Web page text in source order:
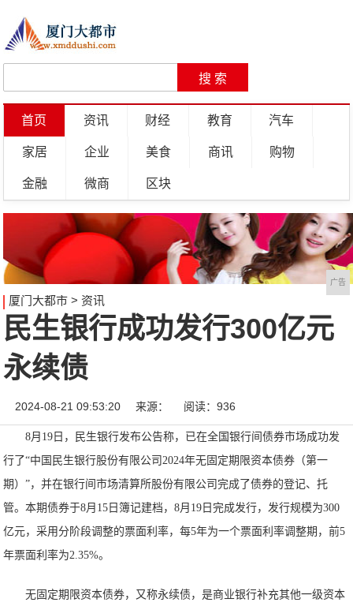
首页 资讯 财经 教育 汽车
家居 企业 美食 商讯 购物
金融 微商 区块
广告
厦门大都市> 资讯
民生银行成功发行300亿元
永续债
2024-08-21 09:53:20 来源： 阅读：936
8月19日，民生银行发布公告称，已在全国银行间债券市场成功发
行了“中国民生银行股份有限公司2024年无固定期限资本债券（第一
期）”，并在银行间市场清算所股份有限公司完成了债券的登记、托
管。本期债券于8月15日簿记建档，8月19日完成发行，发行规模为300
亿元，采用分阶段调整的票面利率，每5年为一个票面利率调整期，前5
年票面利率为2.35%。
无固定期限资本债券，又称永续债，是商业银行补充其他一级资本